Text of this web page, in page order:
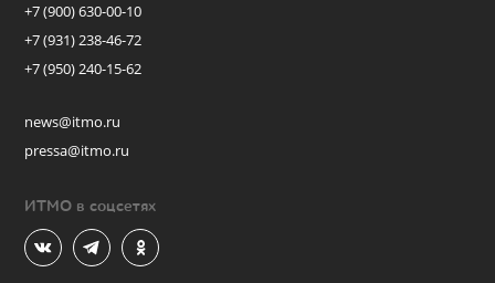
+7 (900) 630-00-10
+7 (931) 238-46-72
+7 (950) 240-15-62
news@itmo.ru
pressa@itmo.ru
ИТМО в соцсетях